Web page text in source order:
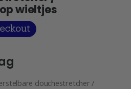
wieltjes
douchestretcher /